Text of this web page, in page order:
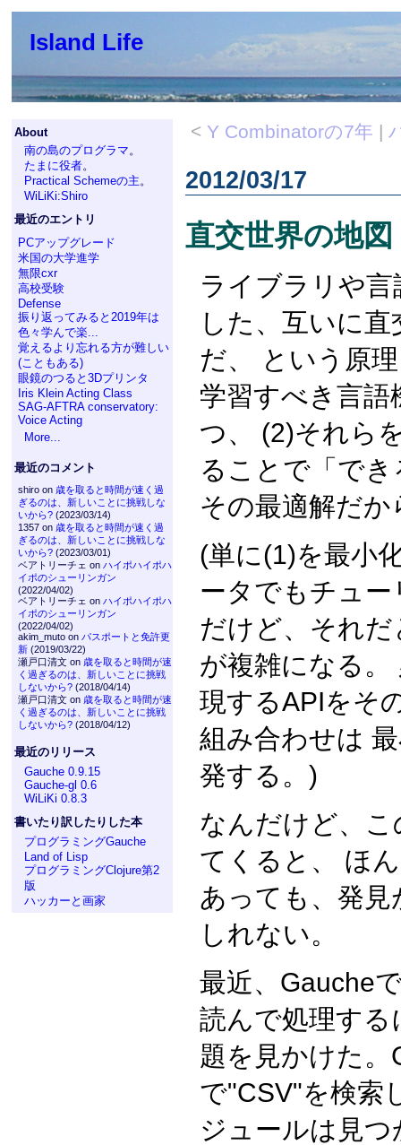
Island Life
About
南の島のプログラマ。
たまに役者。
Practical Schemeの主。
WiLiKi:Shiro
最近のエントリ
PCアップグレード
米国の大学進学
無限cxr
高校受験
Defense
振り返ってみると2019年は
色々学んで楽...
覚えるより忘れる方が難しい
(こともある)
眼鏡のつると3Dプリンタ
Iris Klein Acting Class
SAG-AFTRA conservatory:
Voice Acting
More...
最近のコメント
shiro on 歳を取ると時間が速く過
ぎるのは、新しいことに挑戦しな
いから?(2023/03/14)
1357 on 歳を取ると時間が速く過
ぎるのは、新しいことに挑戦しな
いから?(2023/03/01)
ベアトリーチェ on ハイポハイポハ
イポのシューリンガン
(2022/04/02)
ベアトリーチェ on ハイポハイポハ
イポのシューリンガン
(2022/04/02)
akim_muto on パスポートと免許更
新(2019/03/22)
瀬戸口清文 on 歳を取ると時間が速
く過ぎるのは、新しいことに挑戦
しないから?(2018/04/14)
瀬戸口清文 on 歳を取ると時間が速
く過ぎるのは、新しいことに挑戦
しないから?(2018/04/12)
最近のリリース
Gauche 0.9.15
Gauche-gl 0.6
WiLiKi 0.8.3
書いたり訳したりした本
プログラミングGauche
Land of Lisp
プログラミングClojure第2
版
ハッカーと画家
< Y Combinatorの7年 |
2012/03/17
直交世界の地図
ライブラリや
した、互いに
だ、 という原
学習すべき言語
つ、 (2)それら
ることで「で
その最適解だか
(単に(1)を最小
ータでもチュ
だけど、それ
が複雑になる
現するAPIをそ
組み合わせは
発する。)
なんだけど、
てくると、 ほ
あっても、発
しれない。
最近、Gauche
読んで処理す
題を見かけた
で"CSV"を検索
ジュールは見つ